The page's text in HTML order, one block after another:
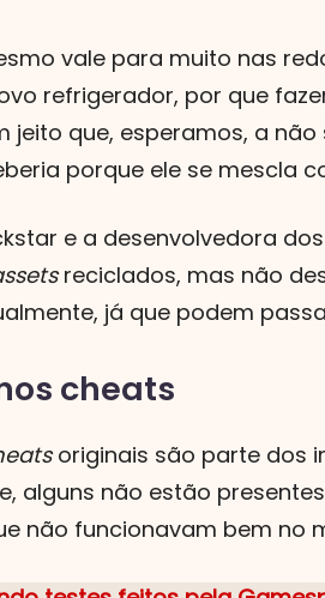
vale para muito nas
refrigerador, por que
jeito que, esperamos, a
porque ele se mescla
e a desenvolvedora
reciclados, mas não
já que podem
cheats
originais são parte dos
alguns não estão
não funcionavam bem no